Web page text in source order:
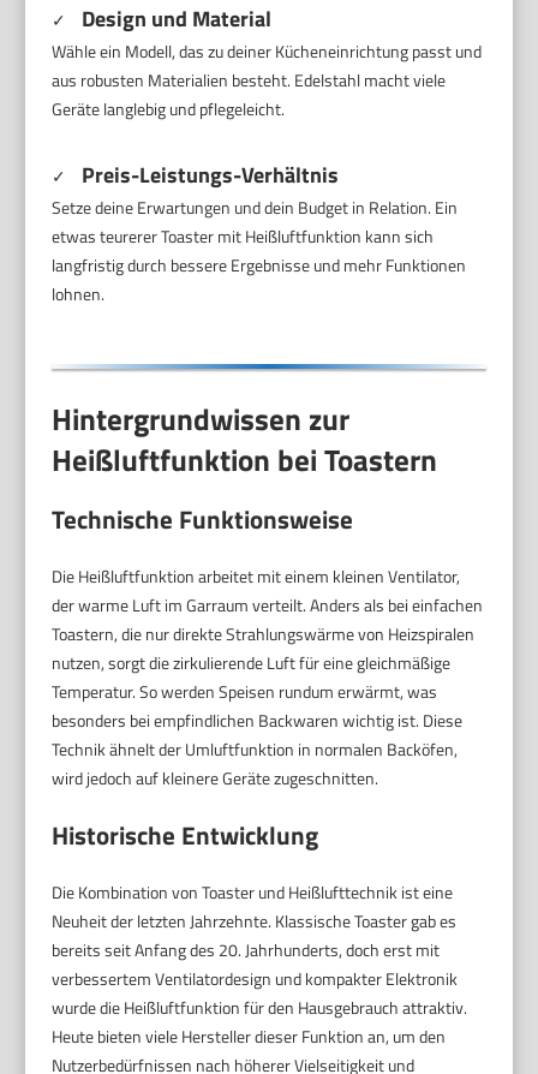
✓ Design und Material
Wähle ein Modell, das zu deiner Kücheneinrichtung passt und
aus robusten Materialien besteht. Edelstahl macht viele
Geräte langlebig und pflegeleicht.
✓ Preis-Leistungs-Verhältnis
Setze deine Erwartungen und dein Budget in Relation. Ein
etwas teurerer Toaster mit Heißluftfunktion kann sich
langfristig durch bessere Ergebnisse und mehr Funktionen
lohnen.
Hintergrundwissen zur
Heißluftfunktion bei Toastern
Technische Funktionsweise
Die Heißluftfunktion arbeitet mit einem kleinen Ventilator,
der warme Luft im Garraum verteilt. Anders als bei einfachen
Toastern, die nur direkte Strahlungswärme von Heizspiralen
nutzen, sorgt die zirkulierende Luft für eine gleichmäßige
Temperatur. So werden Speisen rundum erwärmt, was
besonders bei empfindlichen Backwaren wichtig ist. Diese
Technik ähnelt der Umluftfunktion in normalen Backöfen,
wird jedoch auf kleinere Geräte zugeschnitten.
Historische Entwicklung
Die Kombination von Toaster und Heißlufttechnik ist eine
Neuheit der letzten Jahrzehnte. Klassische Toaster gab es
bereits seit Anfang des 20. Jahrhunderts, doch erst mit
verbessertem Ventilatordesign und kompakter Elektronik
wurde die Heißluftfunktion für den Hausgebrauch attraktiv.
Heute bieten viele Hersteller dieser Funktion an, um den
Nutzerbedürfnissen nach höherer Vielseitigkeit und